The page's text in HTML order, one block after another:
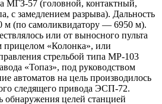
МГЗ-57 (головной, контактный,
с замедлением разрыва). Дальность
м (по самоликвидатору — 6950 м).
или от выносного пульта
прицелом «Колонка», или
стрельбой типа МР-103
«Топаз», под руководством
автоматов на цель производилось
следящего привода ЭСП-72.
обнаружения целей станцией